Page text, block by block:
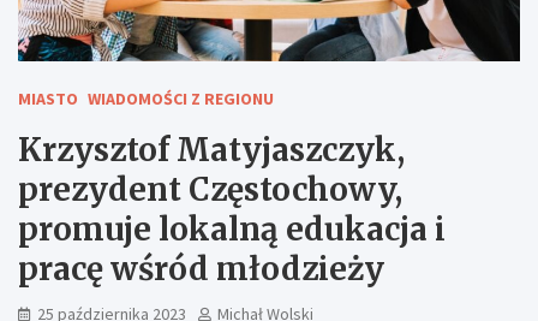
MIASTO WIADOMOŚCI Z REGIONU
Krzysztof Matyjaszczyk,
prezydent Częstochowy,
promuje lokalną edukacja i
pracę wśród młodzieży
25 października 2023 Michał Wolski